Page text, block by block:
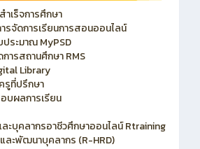
เร็จการศึกษา
รจัดการเรียนการสอนออนไลน์
ระมาณ MyPSD
ารสถานศึกษา RMS
Library
รูที่ปรึกษา
บผลการเรียน
ะบุคลากรอาชีวศึกษาออนไลน์ Rtraining
ละพัฒนาบุคลากร (R-HRD)